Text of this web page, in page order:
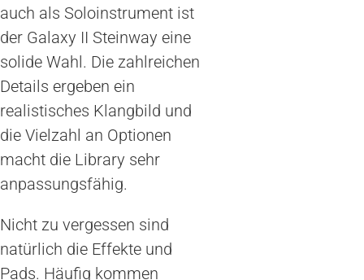
auch als Soloinstrument ist
der Galaxy II Steinway eine
solide Wahl. Die zahlreichen
Details ergeben ein
realistisches Klangbild und
die Vielzahl an Optionen
macht die Library sehr
anpassungsfähig.
Nicht zu vergessen sind
natürlich die Effekte und
Pads. Häufig kommen